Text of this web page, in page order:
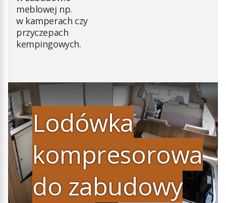
meblowej np.
w kamperach czy
przyczepach
kempingowych.
Lodówka
kompresorowa
do zabudowy